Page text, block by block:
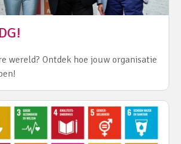
wereld? Ontdek hoe jouw organisatie